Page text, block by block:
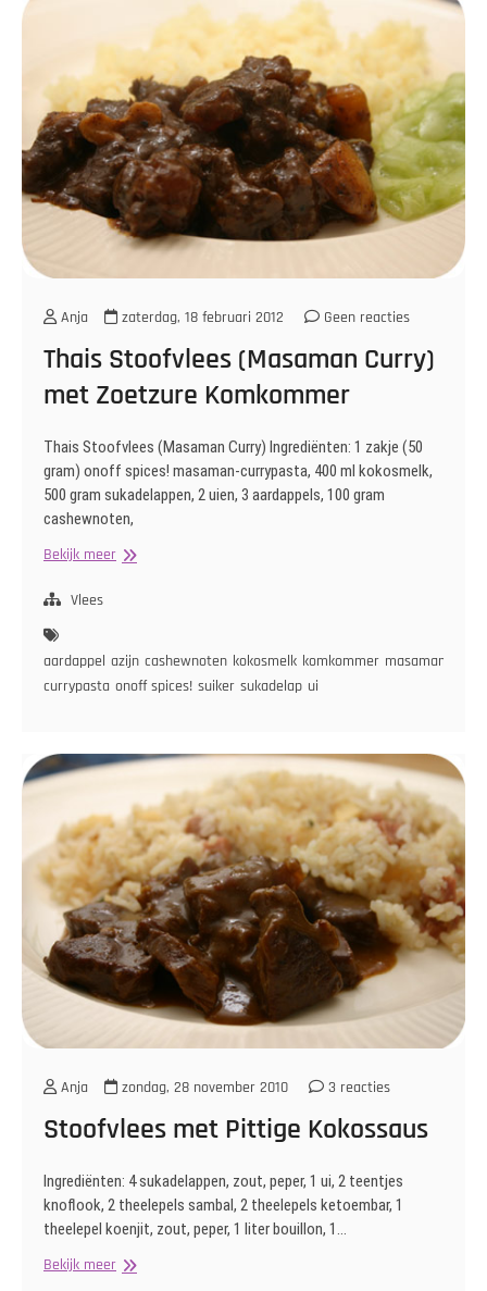
Anja zaterdag, 18 februari 2012 Geen reacties
Thais Stoofvlees (Masaman Curry)
met Zoetzure Komkommer
Thais Stoofvlees (Masaman Curry) Ingrediënten: 1 zakje (50
gram) onoff spices! masaman-currypasta, 400 ml kokosmelk,
500 gram sukadelappen, 2 uien, 3 aardappels, 100 gram
cashewnoten,
Bekijk meerThais
Zoetzure
Komkommer
Vlees
aardappel azijn cashewnoten kokosmelk komkommer masamam-
currypasta onoff spices! suiker sukadelap ui
Anja zondag, 28 november 2010 3 reacties
Stoofvlees met Pittige Kokossaus
Ingrediënten: 4 sukadelappen, zout, peper, 1 ui, 2 teentjes
knoflook, 2 theelepels sambal, 2 theelepels ketoembar, 1
theelepel koenjit, zout, peper, 1 liter bouillon, 1…
Bekijk meerStoofvlees